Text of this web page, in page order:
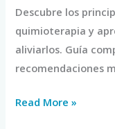
Descubre los
quimioterapia y
aliviarlos. Guía
recomendaciones
Read More »